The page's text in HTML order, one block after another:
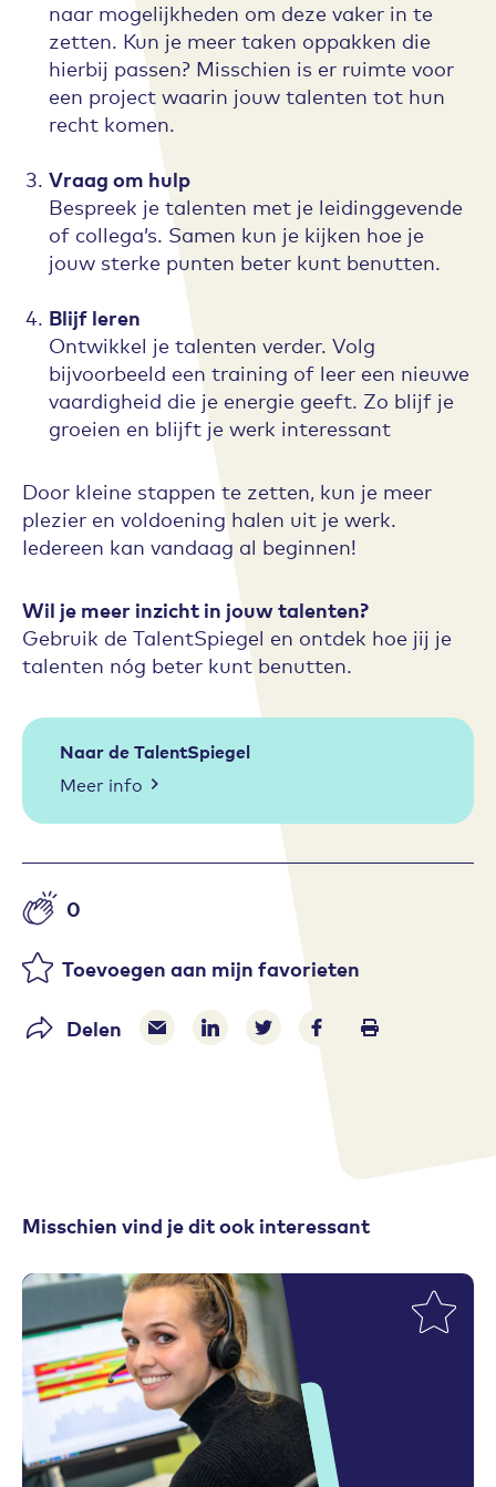
naar mogelijkheden om deze vaker in te
zetten. Kun je meer taken oppakken die
hierbij passen? Misschien is er ruimte voor
een project waarin jouw talenten tot hun
recht komen.
Vraag om hulp
Bespreek je talenten met je leidinggevende
of collega’s. Samen kun je kijken hoe je
jouw sterke punten beter kunt benutten.
Blijf leren
Ontwikkel je talenten verder. Volg
bijvoorbeeld een training of leer een nieuwe
vaardigheid die je energie geeft. Zo blijf je
groeien en blijft je werk interessant
Door kleine stappen te zetten, kun je meer
plezier en voldoening halen uit je werk.
Iedereen kan vandaag al beginnen!
Wil je meer inzicht in jouw talenten?
Gebruik de TalentSpiegel en ontdek hoe jij je
talenten nóg beter kunt benutten.
Naar de TalentSpiegel
Meer info
Aantal likes
0
Toevoegen aan mijn favorieten
Delen Delen via e-mail
Delen via LinkedIn
Deel op Twitter
Deel op Facebook
Print pagina
Misschien vind je dit ook interessant